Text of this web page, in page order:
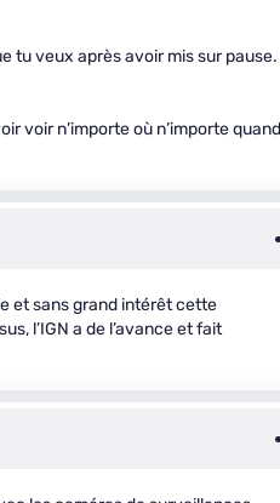
tu veux après avoir mis sur pause.
voir n’importe où n’importe quand
et sans grand intérêt cette
l’IGN a de l’avance et fait